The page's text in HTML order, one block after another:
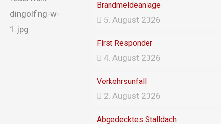
Brandmeldeanlage
5. August 2026
First Responder
4. August 2026
Verkehrsunfall
2. August 2026
Abgedecktes Stalldach